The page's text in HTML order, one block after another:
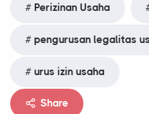
Perizinan Usaha
pengurusan legalitas
urus izin usaha
Share